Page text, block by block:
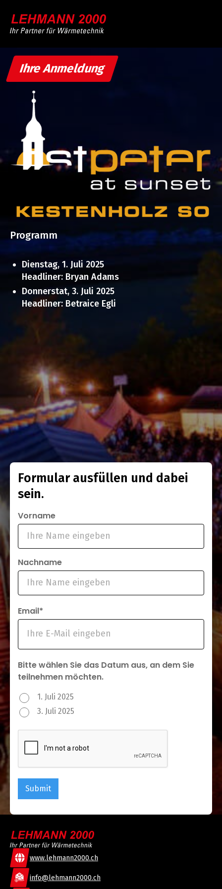
Ihre Anmeldung
Programm
Dienstag, 1. Juli 2025
Headliner: Bryan Adams
Donnerstat, 3. Juli 2025
Headliner: Betraice Egli
Formular ausfüllen und dabei
sein.
Vorname
Nachname
Email*
Bitte wählen Sie das Datum aus, an dem Sie
teilnehmen möchten.
1. Juli 2025
3. Juli 2025
www.lehmann2000.ch
info@lehmann2000.ch